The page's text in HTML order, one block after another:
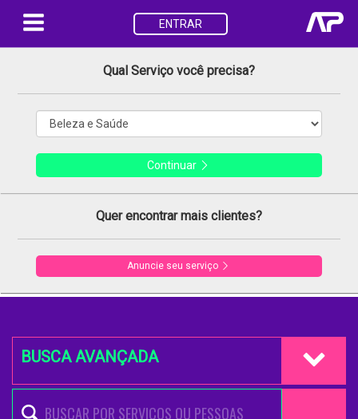
ENTRAR
Qual Serviço você precisa?
Continuar
Quer encontrar mais clientes?
Anuncie seu serviço
BUSCA AVANÇADA